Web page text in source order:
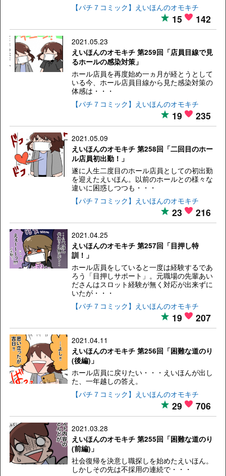
【パチ７コミック】えいほんのオモキチ
15 142
2021.05.23
えいほんのオモキチ 第259回「店員目線で見
るホールの感染対策」
ホール店員を再度始め一ヵ月が経とうとして
いる今、ホール店員目線から見た感染対策の
体感は・・・
【パチ７コミック】えいほんのオモキチ
19 235
2021.05.09
えいほんのオモキチ 第258回「二回目のホー
ル店員初出勤！」
遂に人生二度目のホール店員としての初出勤
を迎えたえいほん。以前のホールとの様々な
違いに困惑しつつも・・・
【パチ７コミック】えいほんのオモキチ
23 216
2021.04.25
えいほんのオモキチ 第257回「目押し特
訓！」
ホール店員をしていると一度は経験するであ
ろう「目押しサポート」。元職場の先輩あい
ださんはスロット経験が無く対応が出来ずに
いたが・・・
【パチ７コミック】えいほんのオモキチ
19 207
2021.04.11
えいほんのオモキチ 第256回「困難な道のり
(後編)」
ホール店員に戻りたい・・・えいほんが出し
た、一年越しの答え。
【パチ７コミック】えいほんのオモキチ
29 706
2021.03.28
えいほんのオモキチ 第255回「困難な道のり
(前編)」
社会復帰を決意し職探しを始めたえいほん。
しかしその先は不採用の連続で・・・